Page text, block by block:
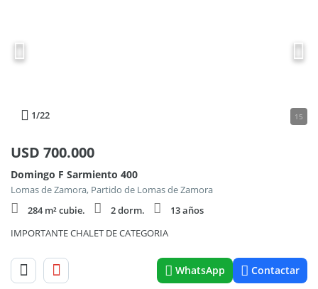
1/22 15
USD 700.000
Domingo F Sarmiento 400
Lomas de Zamora, Partido de Lomas de Zamora
284 m² cubie.
2 dorm.
13 años
IMPORTANTE CHALET DE CATEGORIA
WhatsApp Contactar